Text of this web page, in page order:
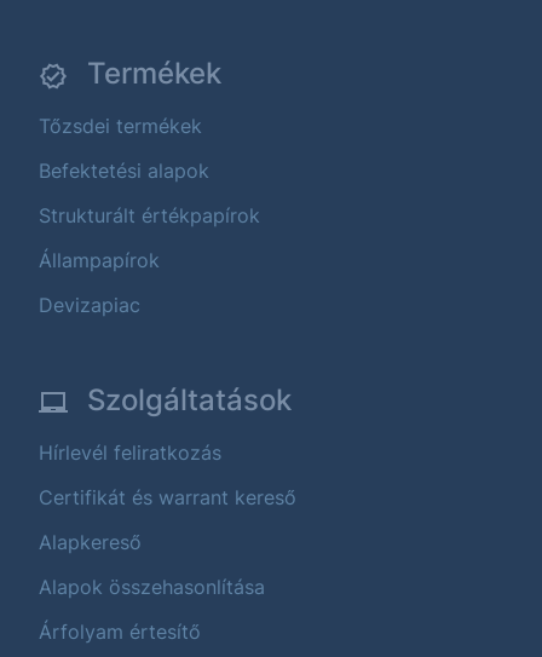
Termékek
Tőzsdei termékek
Befektetési alapok
Strukturált értékpapírok
Állampapírok
Devizapiac
Szolgáltatások
Hírlevél feliratkozás
Certifikát és warrant kereső
Alapkereső
Alapok összehasonlítása
Árfolyam értesítő